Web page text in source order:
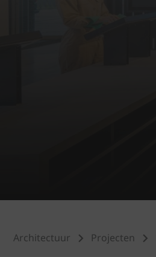
Architectuur Projecten